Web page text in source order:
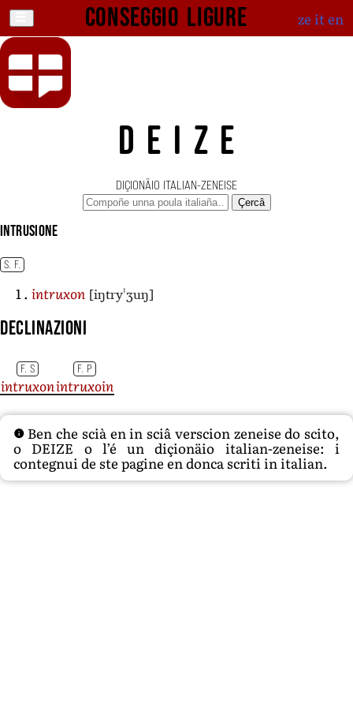
Conseggio ligure ze iten
DEIZE
DIÇIONÄIO ITALIAN-ZENEISE
Çercâ
intrusione
S. F.
intruxon [iŋtryˈʒuŋ]
Declinazioni
F. S F. P
intruxonintruxoin
Ben che scià en in sciâ verscion zeneise do scito,
o DEIZE o l’é un diçionäio italian-zeneise: i
contegnui de ste pagine en donca scriti in italian.